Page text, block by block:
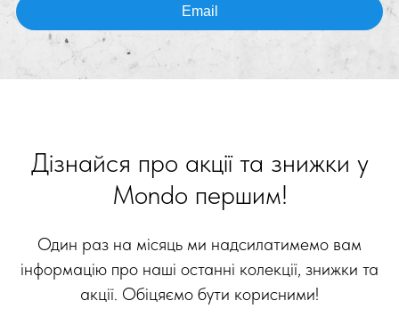
Email
Дізнайся про акції та знижки у
Mondo першим!
Один раз на місяць ми надсилатимемо вам
інформацію про наші останні колекції, знижки та
акції. Обіцяємо бути корисними!